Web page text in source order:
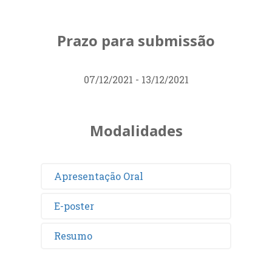
Prazo para submissão
07/12/2021 - 13/12/2021
Modalidades
Apresentação Oral
E-poster
Resumo